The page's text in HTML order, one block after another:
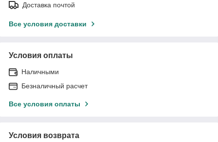
Доставка почтой
Все условия доставки
Условия оплаты
Наличными
Безналичный расчет
Все условия оплаты
Условия возврата